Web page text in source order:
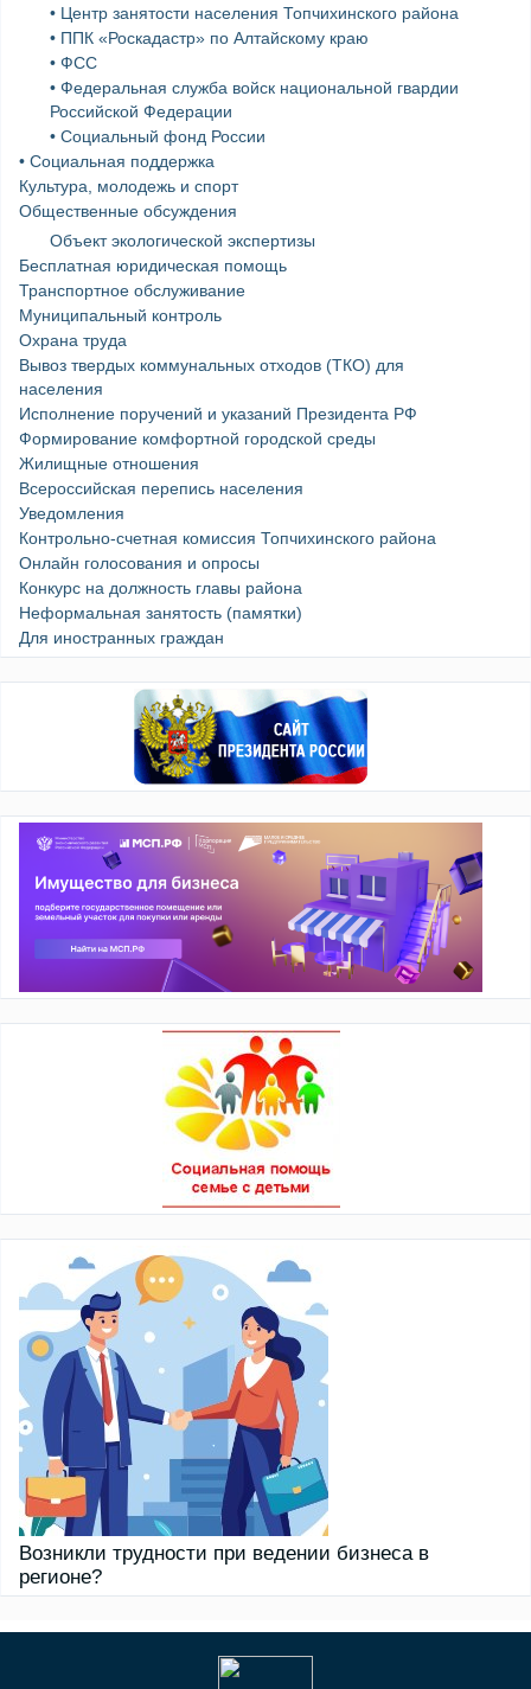
• Центр занятости населения Топчихинского района
• ППК «Роскадастр» по Алтайскому краю
• ФСС
• Федеральная служба войск национальной гвардии
Российской Федерации
• Социальный фонд России
• Социальная поддержка
Культура, молодежь и спорт
Общественные обсуждения
Объект экологической экспертизы
Бесплатная юридическая помощь
Транспортное обслуживание
Муниципальный контроль
Охрана труда
Вывоз твердых коммунальных отходов (ТКО) для
населения
Исполнение поручений и указаний Президента РФ
Формирование комфортной городской среды
Жилищные отношения
Всероссийская перепись населения
Уведомления
Контрольно-счетная комиссия Топчихинского района
Онлайн голосования и опросы
Конкурс на должность главы района
Неформальная занятость (памятки)
Для иностранных граждан
Возникли трудности при ведении бизнеса в
регионе?